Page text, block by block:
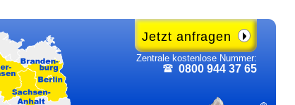
Zentrale kosten­lose Nummer:
0800 944 37 65
Jetzt anfragen